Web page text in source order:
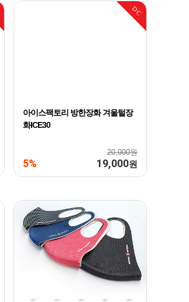
DC
아이스팩토리 방한장화 겨울털장
화ICE30
20,000원
5% 19,000원